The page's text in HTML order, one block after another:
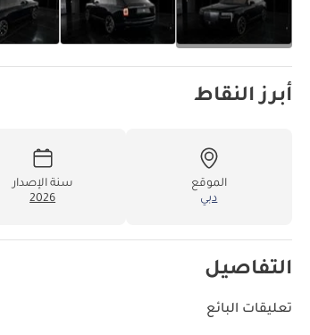
أبرز النقاط
الموقع
دبي
سنة الإصدار
2026
التفاصيل
تعليقات البائع